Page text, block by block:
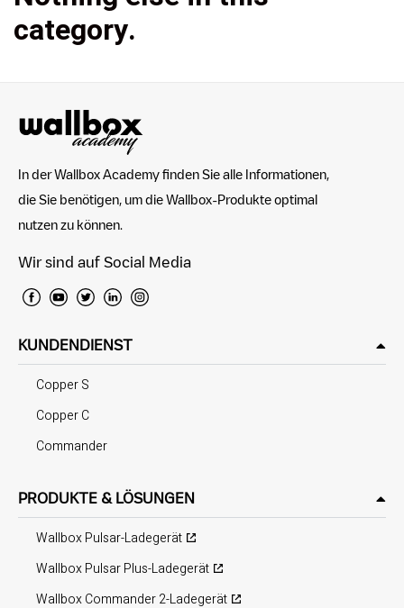
category.
In der Wallbox Academy finden Sie alle Informationen,
die Sie benötigen, um die Wallbox-Produkte optimal
nutzen zu können.
Wir sind auf Social Media
KUNDENDIENST
Copper S
Copper C
Commander
PRODUKTE & LÖSUNGEN
Wallbox Pulsar-Ladegerät
Wallbox Pulsar Plus-Ladegerät
Wallbox Commander 2-Ladegerät